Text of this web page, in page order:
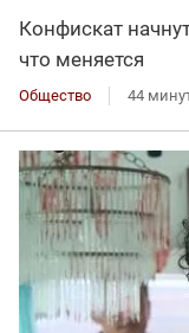
Конфискат
что меняется
Общество 44